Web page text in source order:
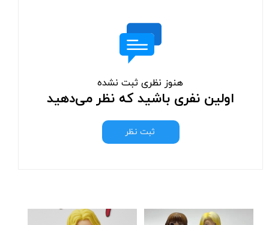
هنوز نظری ثبت نشده
اولین نفری باشید که نظر می‌دهید
ثبت نظر